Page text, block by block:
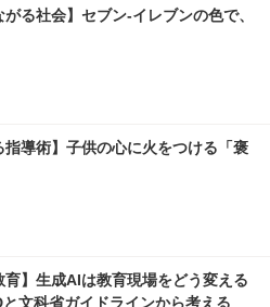
がる社会】セブン‐イレブンの色で、
指導術】子供の心に火をつける「褒
育】生成AIは教育現場をどう変える
文科省ガイドラインから考える